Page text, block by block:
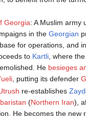
Georgia: A Muslim army
in the Georgian
for operations, and
to Kartli, where
He besieges
, putting its defender
re-establishes
(Northern Iran),
He becomes the new